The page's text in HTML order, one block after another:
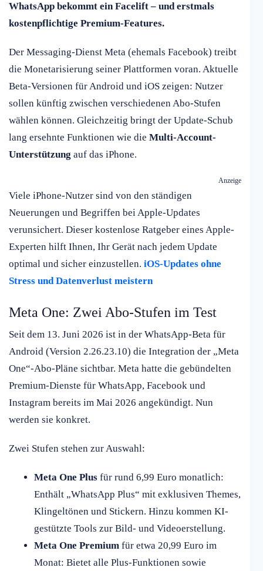
WhatsApp bekommt ein Facelift – und erstmals
kostenpflichtige Premium-Features.
Der Messaging-Dienst Meta (ehemals Facebook) treibt
die Monetarisierung seiner Plattformen voran. Aktuelle
Beta-Versionen für Android und iOS zeigen: Nutzer
sollen künftig zwischen verschiedenen Abo-Stufen
wählen können. Gleichzeitig bringt der Update-Schub
lang ersehnte Funktionen wie die Multi-Account-
Unterstützung auf das iPhone.
Anzeige
Viele iPhone-Nutzer sind von den ständigen
Neuerungen und Begriffen bei Apple-Updates
verunsichert. Dieser kostenlose Ratgeber eines Apple-
Experten hilft Ihnen, Ihr Gerät nach jedem Update
optimal und sicher einzustellen. iOS-Updates ohne
Stress und Datenverlust meistern
Meta One: Zwei Abo-Stufen im Test
Seit dem 13. Juni 2026 ist in der WhatsApp-Beta für
Android (Version 2.26.23.10) die Integration der „Meta
One“-Abo-Pläne sichtbar. Meta hatte die gebündelten
Premium-Dienste für WhatsApp, Facebook und
Instagram bereits im Mai 2026 angekündigt. Nun
werden sie konkret.
Zwei Stufen stehen zur Auswahl:
Meta One Plusfür rund 6,99 Euro monatlich:
Enthält „WhatsApp Plus“ mit exklusiven Themes,
Klingeltönen und Stickern. Hinzu kommen KI-
gestützte Tools zur Bild- und Videoerstellung.
Meta One Premiumfür etwa 20,99 Euro im
Monat: Bietet alle Plus-Funktionen sowie